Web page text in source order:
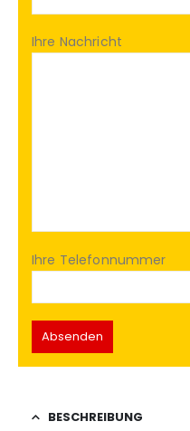
Ihre Nachricht
Ihre Telefonnummer
BESCHREIBUNG